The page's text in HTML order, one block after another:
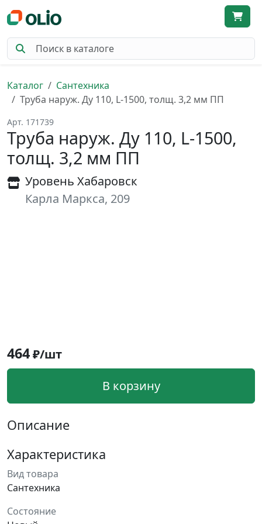
Каталог
Сантехника
Труба наруж. Ду 110, L-1500, толщ. 3,2 мм ПП
Арт. 171739
Труба наруж. Ду 110, L-1500,
толщ. 3,2 мм ПП
Уровень Хабаровск
Карла Маркса, 209
464₽/шт
В корзину
Описание
Характеристика
Вид товара
Сантехника
Состояние